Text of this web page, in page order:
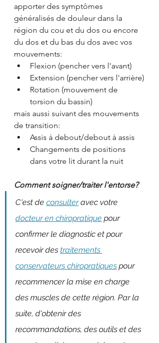
apporter des symptômes
généralisés de douleur dans la
région du cou et du dos ou encore
du dos et du bas du dos avec vos
mouvements:
Flexion (pencher vers l'avant)
Extension (pencher vers l'arrière)
Rotation (mouvement de
torsion du bassin)
mais aussi suivant des mouvements
de transition:
Assis à debout/debout à assis
Changements de positions
dans votre lit durant la nuit
Comment soigner/traiter l'entorse?
C'est de consulter avec votre
docteur en chiropratique pour
confirmer le diagnostic et pour
recevoir des traitements
conservateurs chiropratiques pour
recommencer la mise en charge
des muscles de cette région. Par la
suite, d'obtenir des
recommandations, des outils et des